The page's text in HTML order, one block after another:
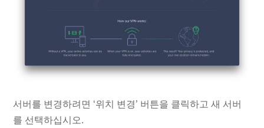
서버를 변경하려면 ‘위치 변경’ 버튼을 클릭하고 새 서버
를 선택하십시오.